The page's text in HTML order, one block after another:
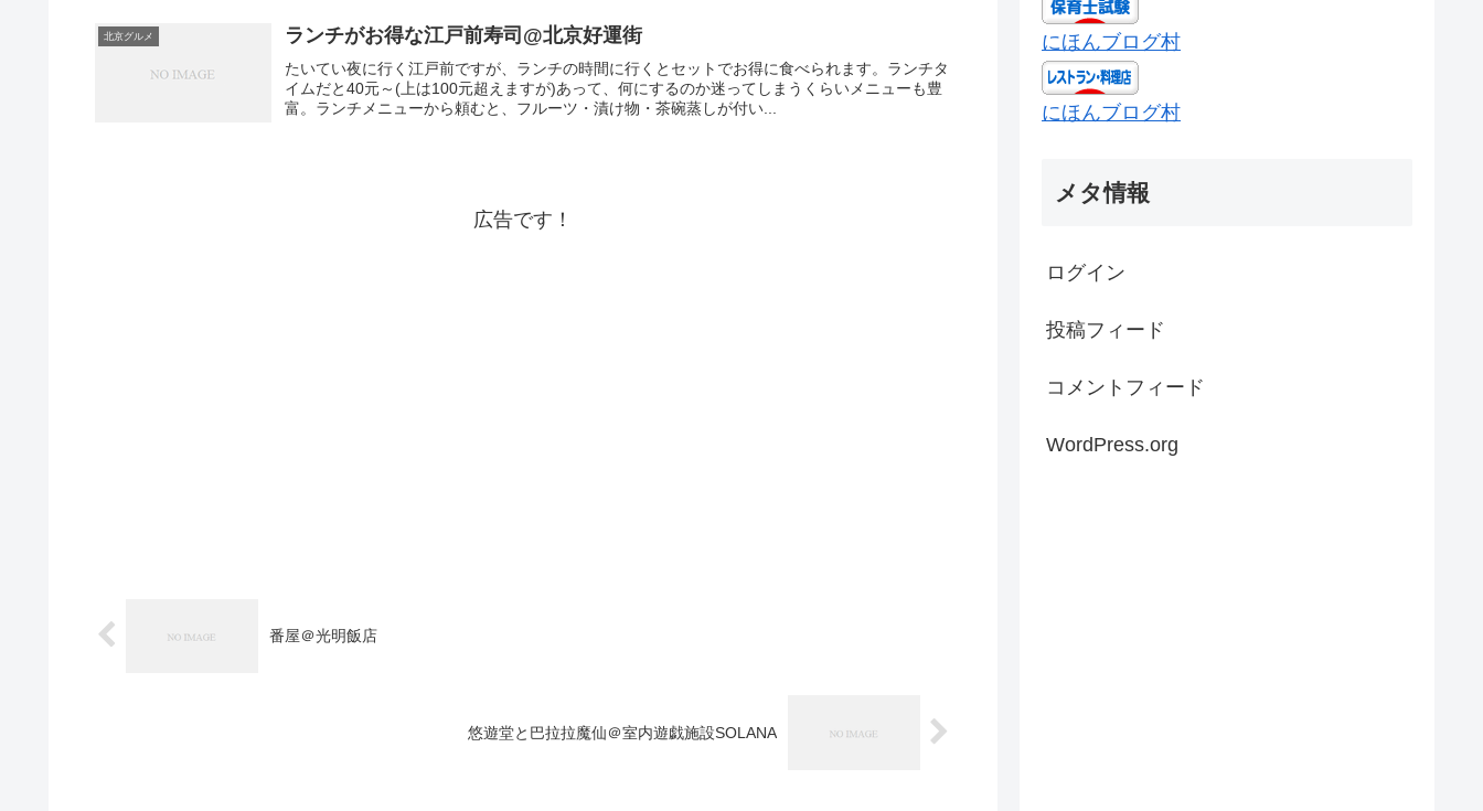
北京グルメ ランチがお得な江戸前寿司@北京好運街
たいてい夜に行く江戸前ですが、ランチの時間に行くとセットでお得に食べられます。ランチタ
イムだと40元～(上は100元超えますが)あって、何にするのか迷ってしまうくらいメニューも豊
富。ランチメニューから頼むと、フルーツ・漬け物・茶碗蒸しが付い...
広告です！
番屋＠光明飯店
悠遊堂と巴拉拉魔仙＠室内遊戯施設SOLANA
にほんブログ村
にほんブログ村
メタ情報
ログイン
投稿フィード
コメントフィード
WordPress.org